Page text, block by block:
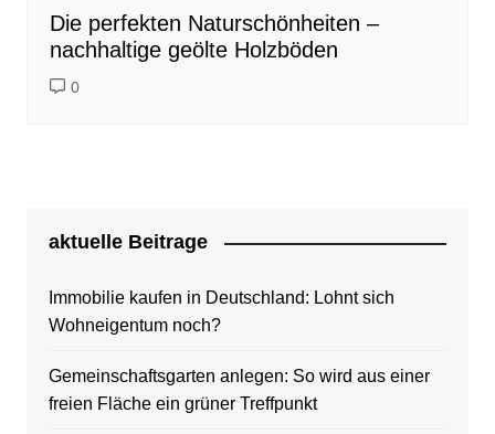
Die perfekten Naturschönheiten –
nachhaltige geölte Holzböden
0
aktuelle Beitrage
Immobilie kaufen in Deutschland: Lohnt sich
Wohneigentum noch?
Gemeinschaftsgarten anlegen: So wird aus einer
freien Fläche ein grüner Treffpunkt